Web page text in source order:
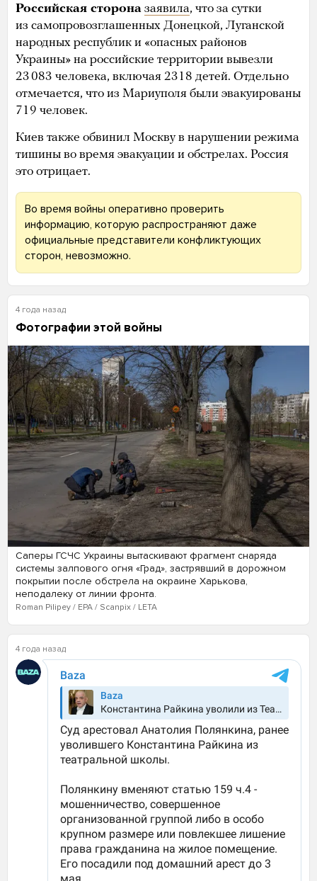
Российская сторона заявила, что за сутки
из самопровозглашенных Донецкой, Луганской
народных республик и «опасных районов
Украины» на российские территории вывезли
23 083 человека, включая 2318 детей. Отдельно
отмечается, что из Мариуполя были эвакуированы
719 человек.
Киев также обвинил Москву в нарушении режима
тишины во время эвакуации и обстрелах. Россия
это отрицает.
Во время войны оперативно проверить
информацию, которую распространяют даже
официальные представители конфликтующих
сторон, невозможно.
4 года назад
Фотографии этой войны
Саперы ГСЧС Украины вытаскивают фрагмент снаряда
системы залпового огня «Град», застрявший в дорожном
покрытии после обстрела на окраине Харькова,
неподалеку от линии фронта.
Roman Pilipey / EPA / Scanpix / LETA
4 года назад